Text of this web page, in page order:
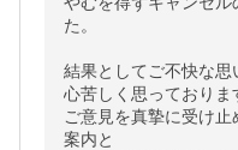
た。
結果としてご不快な
心苦しく思っておりま
ご意見を真摯に受け
案内と